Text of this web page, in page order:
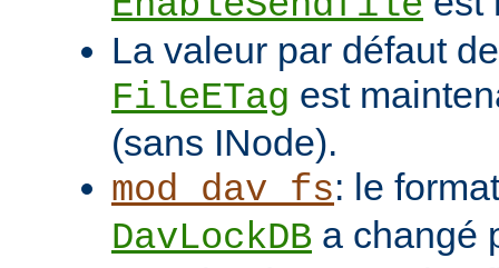
La valeur par défaut
FileETag est
(sans INode).
mod_dav_fs: le
DavLockDB a changé